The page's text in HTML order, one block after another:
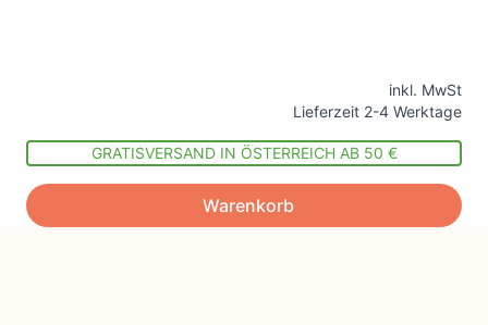
inkl. MwSt
Lieferzeit 2-4 Werktage
GRATISVERSAND IN ÖSTERREICH AB 50 €
Warenkorb